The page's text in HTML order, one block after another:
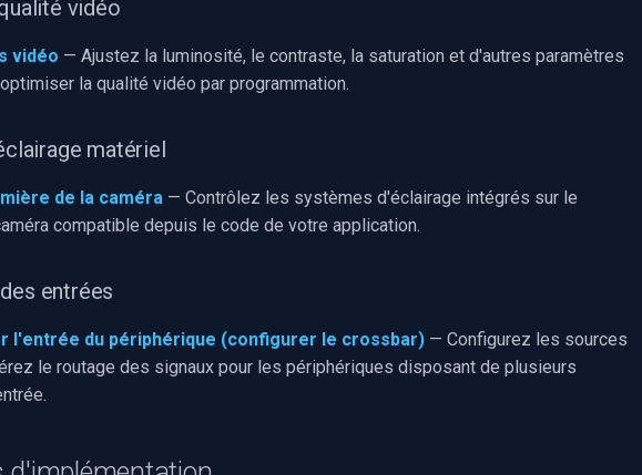
vidéo
vidéo — Ajustez la luminosité, le contraste, la saturation et d'autres paramètres
la qualité vidéo par programmation.
matériel
de la caméra — Contrôlez les systèmes d'éclairage intégrés sur le
compatible depuis le code de votre application.
entrées
l'entrée du périphérique (configurer le crossbar) — Configurez les sources
le routage des signaux pour les périphériques disposant de plusieurs